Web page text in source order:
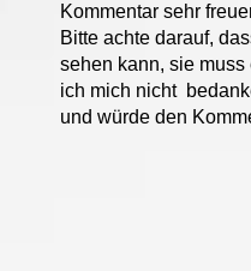
Kommentar sehr
Bitte achte darauf,
sehen kann, sie
ich mich nicht
und würde den